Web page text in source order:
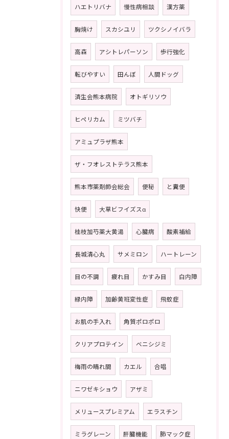
ハエトリバナ 慢性病相談 漢方薬
胸焼け スカシユリ ツクシノイバラ
高森 アシトレパーソン 歩行強化
転びやすい 田んぼ 人間ドッグ
済生会熊本病院 オトギリソウ
ヒペリカム ミツバチ
アミュプラザ熊本
ザ・フオレストテラス熊本
熊本市薬剤師会総会 便秘 と糞便
快便 大草ビフイズスα
桂枝加芍薬大黄湯 心臓病 酸素補給
長城清心丸 サメミロン ハートレーン
目の不調 疲れ目 かすみ目 白内障
緑内障 加齢黄班変性症 飛蚊症
お肌の手入れ 角質ポロポロ
クリアプロテイン ベニシジミ
梅雨の晴れ間 カエル 合唱
ニワゼキショウ アザミ
メリュースプレミアム エラスチン
ミラグレーン 肝臓機能 肺マック症